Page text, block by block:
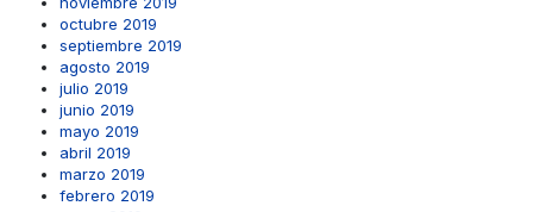
octubre 2019
septiembre 2019
agosto 2019
julio 2019
junio 2019
mayo 2019
abril 2019
marzo 2019
febrero 2019